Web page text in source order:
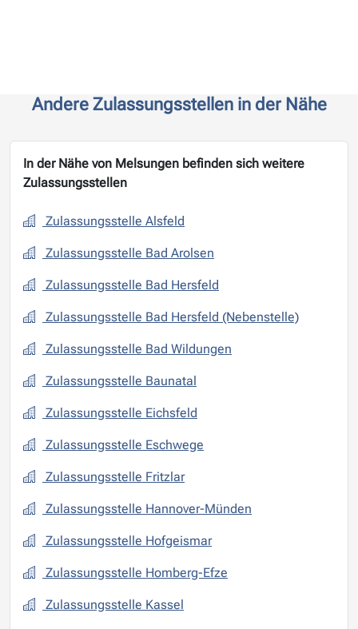
Andere Zulassungsstellen in der Nähe
In der Nähe von Melsungen befinden sich weitere
Zulassungsstellen
Zulassungsstelle Alsfeld
Zulassungsstelle Bad Arolsen
Zulassungsstelle Bad Hersfeld
Zulassungsstelle Bad Hersfeld (Nebenstelle)
Zulassungsstelle Bad Wildungen
Zulassungsstelle Baunatal
Zulassungsstelle Eichsfeld
Zulassungsstelle Eschwege
Zulassungsstelle Fritzlar
Zulassungsstelle Hannover-Münden
Zulassungsstelle Hofgeismar
Zulassungsstelle Homberg-Efze
Zulassungsstelle Kassel